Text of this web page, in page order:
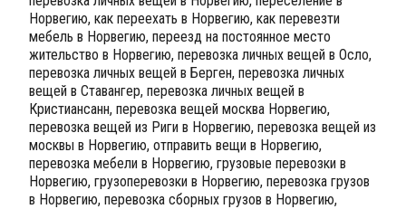
Норвегию, как переехать в Норвегию, как перевезти
мебель в Норвегию, переезд на постоянное место
жительство в Норвегию, перевозка личных вещей в Осло,
перевозка личных вещей в Берген, перевозка личных
вещей в Ставангер, перевозка личных вещей в
Кристиансанн, перевозка вещей москва Норвегию,
перевозка вещей из Риги в Норвегию, перевозка вещей из
москвы в Норвегию, отправить вещи в Норвегию,
перевозка мебели в Норвегию, грузовые перевозки в
Норвегию, грузоперевозки в Норвегию, перевозка грузов
в Норвегию, перевозка сборных грузов в Норвегию,